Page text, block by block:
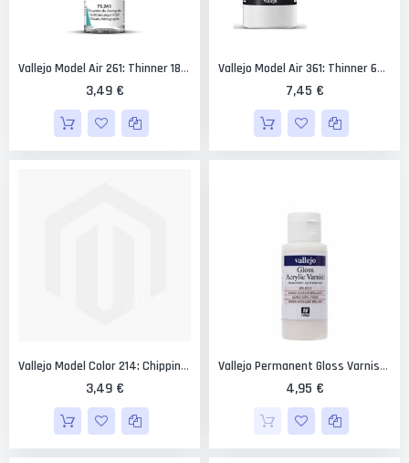
Vallejo Model Air 261: Thinner 18 Ml.
3,49 €
Vallejo Model Air 361: Thinner 60 Ml.
7,45 €
Vallejo Model Color 214: Chipping Medium 18 Ml.
3,49 €
Vallejo Permanent Gloss Varnish 60 Ml.
4,95 €